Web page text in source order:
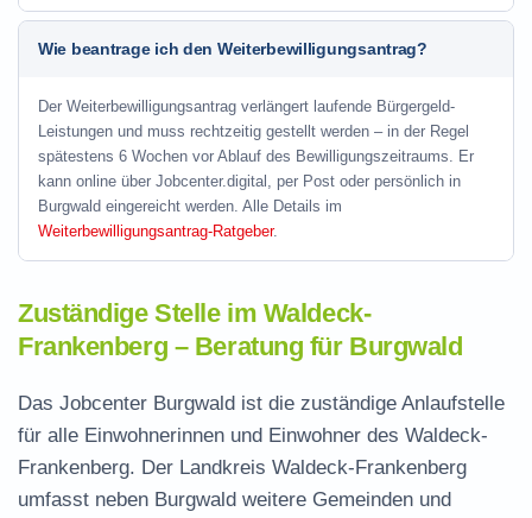
Wie beantrage ich den Weiterbewilligungsantrag?
Der Weiterbewilligungsantrag verlängert laufende Bürgergeld-
Leistungen und muss rechtzeitig gestellt werden – in der Regel
spätestens 6 Wochen vor Ablauf des Bewilligungszeitraums. Er
kann online über Jobcenter.digital, per Post oder persönlich in
Burgwald eingereicht werden. Alle Details im
Weiterbewilligungsantrag-Ratgeber.
Zuständige Stelle im Waldeck-
Frankenberg – Beratung für Burgwald
Das Jobcenter Burgwald ist die zuständige Anlaufstelle
für alle Einwohnerinnen und Einwohner des Waldeck-
Frankenberg. Der Landkreis Waldeck-Frankenberg
umfasst neben Burgwald weitere Gemeinden und